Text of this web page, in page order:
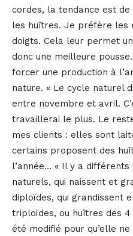
cordes, la tendance est
les huîtres. Je préfère les
doigts. Cela leur permet
donc une meilleure
forcer une production à
nature. « Le cycle naturel
entre novembre et avril.
travaillerai le plus. Le
mes clients : elles sont
certains proposent des
l’année… « Il y a
naturels, qui naissent et
diploïdes, qui grandissent
triploïdes, ou huîtres des
été modifié pour qu’elle